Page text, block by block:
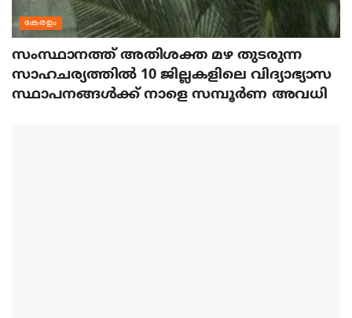
കേരളം
സംസ്ഥാനത്ത് അതിശക്ത മഴ തുടരുന്ന
സാഹചര്യത്തിൽ 10 ജില്ലകളിലെ വിദ്യാഭ്യാസ
സ്ഥാപനങ്ങൾക്ക് നാളെ സമ്പൂർണ അവധി